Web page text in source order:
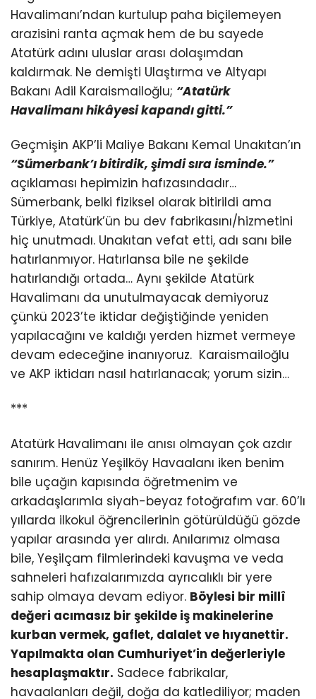
Havalimanı’ndan kurtulup paha biçilemeyen
arazisini ranta açmak hem de bu sayede
Atatürk adını uluslar arası dolaşımdan
kaldırmak. Ne demişti Ulaştırma ve Altyapı
Bakanı Adil Karaismailoğlu; “Atatürk
Havalimanı hikâyesi kapandı gitti.”
Geçmişin AKP’li Maliye Bakanı Kemal Unakıtan’ın
“Sümerbank’ı bitirdik, şimdi sıra isminde.”
açıklaması hepimizin hafızasındadır…
Sümerbank, belki fiziksel olarak bitirildi ama
Türkiye, Atatürk’ün bu dev fabrikasını/hizmetini
hiç unutmadı. Unakıtan vefat etti, adı sanı bile
hatırlanmıyor. Hatırlansa bile ne şekilde
hatırlandığı ortada… Aynı şekilde Atatürk
Havalimanı da unutulmayacak demiyoruz
çünkü 2023’te iktidar değiştiğinde yeniden
yapılacağını ve kaldığı yerden hizmet vermeye
devam edeceğine inanıyoruz. Karaismailoğlu
ve AKP iktidarı nasıl hatırlanacak; yorum sizin…
***
Atatürk Havalimanı ile anısı olmayan çok azdır
sanırım. Henüz Yeşilköy Havaalanı iken benim
bile uçağın kapısında öğretmenim ve
arkadaşlarımla siyah-beyaz fotoğrafım var. 60’lı
yıllarda ilkokul öğrencilerinin götürüldüğü gözde
yapılar arasında yer alırdı. Anılarımız olmasa
bile, Yeşilçam filmlerindeki kavuşma ve veda
sahneleri hafızalarımızda ayrıcalıklı bir yere
sahip olmaya devam ediyor. Böylesi bir millî
değeri acımasız bir şekilde iş makinelerine
kurban vermek, gaflet, dalalet ve hıyanettir.
Yapılmakta olan Cumhuriyet’in değerleriyle
hesaplaşmaktır. Sadece fabrikalar,
havaalanları değil, doğa da katlediliyor; maden